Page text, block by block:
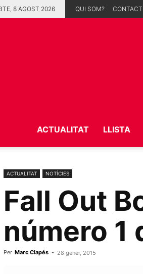
8 AGOST 2026 QUI SOM?
ACTUALITAT LLISTA
ACTUALITAT NOTÍCIES
Fall Out
número 1
Per Marc Clapés - 28 gener, 2015